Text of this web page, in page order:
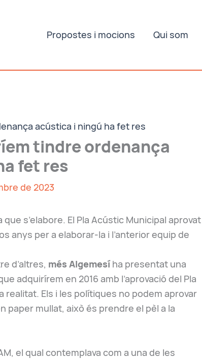
Propostes i mocions Qui som
acústica i ningú ha fet res
tindre ordenança
fet res
de 2023
s’elabore. El Pla Acústic Municipal aprovat
anys per a elaborar-la i l’anterior equip de
d’altres, més Algemesíha presentat una
adquirírem en 2016 amb l’aprovació del Pla
realitat. Els i les polítiques no podem aprovar
paper mullat, això és prendre el pèl a la
el qual contemplava com a una de les